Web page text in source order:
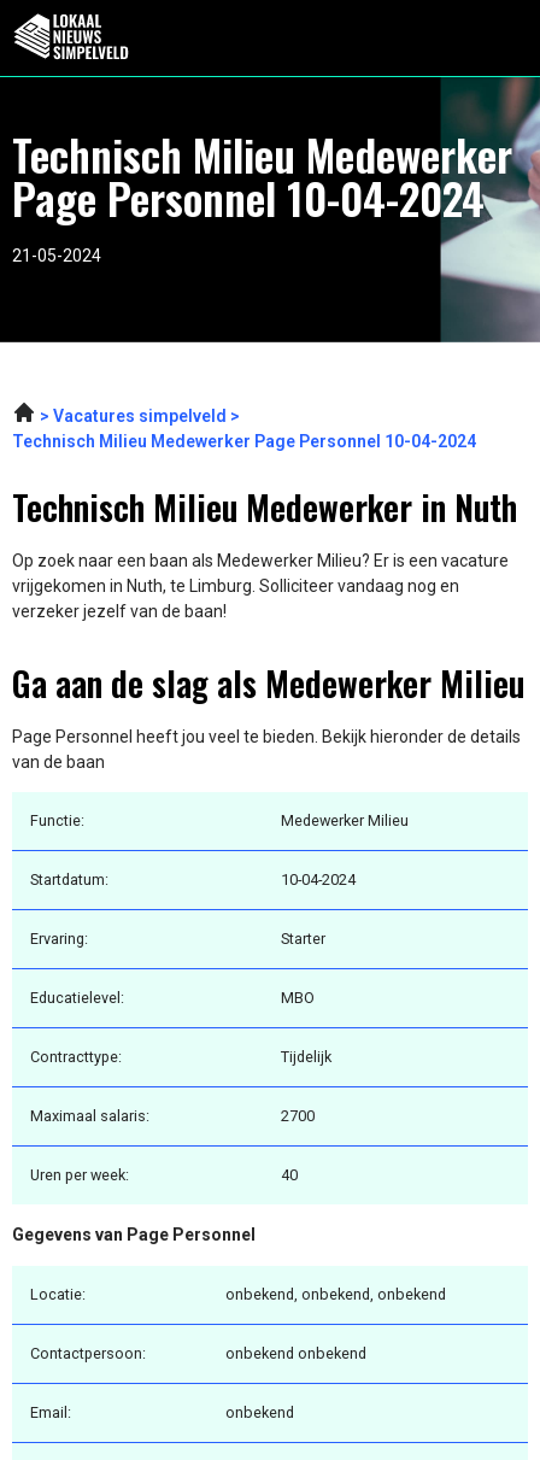
Technisch Milieu Medewerker
Page Personnel 10-04-2024
21-05-2024
Vacatures simpelveld
Technisch Milieu Medewerker Page Personnel 10-04-2024
Technisch Milieu Medewerker in Nuth
Op zoek naar een baan als Medewerker Milieu? Er is een vacature
vrijgekomen in Nuth, te Limburg. Solliciteer vandaag nog en
verzeker jezelf van de baan!
Ga aan de slag als Medewerker Milieu
Page Personnel heeft jou veel te bieden. Bekijk hieronder de details
van de baan
Functie: Medewerker Milieu
Startdatum: 10-04-2024
Ervaring: Starter
Educatielevel: MBO
Contracttype: Tijdelijk
Maximaal salaris: 2700
Uren per week: 40
Gegevens van Page Personnel
Locatie: onbekend, onbekend, onbekend
Contactpersoon: onbekend onbekend
Email: onbekend